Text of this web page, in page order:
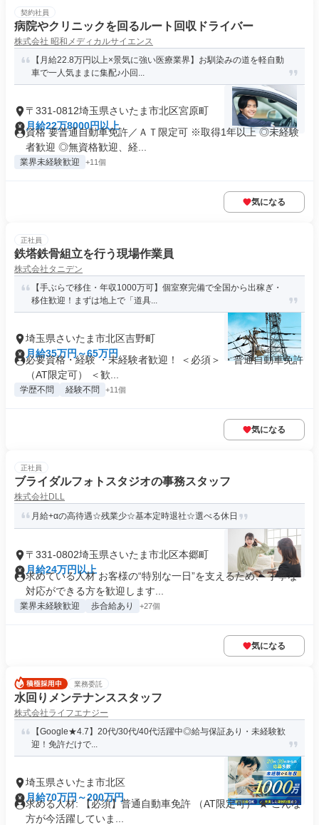
契約社員
病院やクリニックを回るルート回収ドライバー
株式会社 昭和メディカルサイエンス
【月給22.8万円以上×景気に強い医療業界】お馴染みの道を軽自動
車で一人気ままに集配♪小回...
〒331-0812埼玉県さいたま市北区宮原町
月給22万8000円以上
資格 要普通自動車免許／ＡＴ限定可 ※取得1年以上 ◎未経験
者歓迎 ◎無資格歓迎、経...
業界未経験歓迎 +11個
気になる
正社員
鉄塔鉄骨組立を行う現場作業員
株式会社タニデン
【手ぶらで移住・年収1000万可】個室寮完備で全国から出稼ぎ・
移住歓迎！まずは地上で「道具...
埼玉県さいたま市北区吉野町
月給35万円～65万円
必要資格・経験 ・未経験者歓迎！ ＜必須＞ ・普通自動車免許
（AT限定可） ＜歓...
学歴不問 経験不問 +11個
気になる
正社員
ブライダルフォトスタジオの事務スタッフ
株式会社DLL
月給+αの高待遇☆残業少☆基本定時退社☆選べる休日
〒331-0802埼玉県さいたま市北区本郷町
月給24万円以上
求めている人材 お客様の“特別な一日”を支えるため、 丁寧な
対応ができる方を歓迎します...
業界未経験歓迎 歩合給あり +27個
気になる
業務委託
水回りメンテナンススタッフ
株式会社ライフエナジー
【Google★4.7】20代/30代/40代活躍中◎給与保証あり・未経験歓
迎！免許だけで...
埼玉県さいたま市北区
月給70万円～200万円
求める人材: 【必須】普通自動車免許 （AT限定可） ★ こんな
方が今活躍していま...